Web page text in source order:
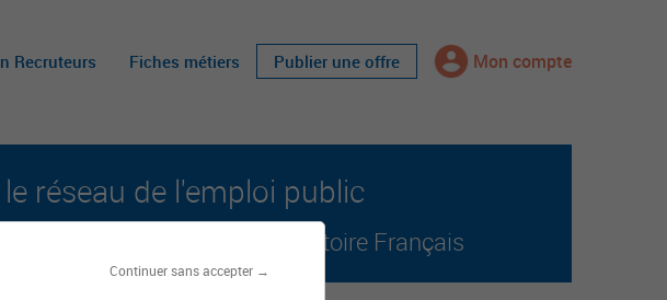
Continuer sans accepter →
Recruteurs Fiches métiers Publier une offre Mon compte
réseau de l'emploi public
offres d'emploi sur tout le territoire Français